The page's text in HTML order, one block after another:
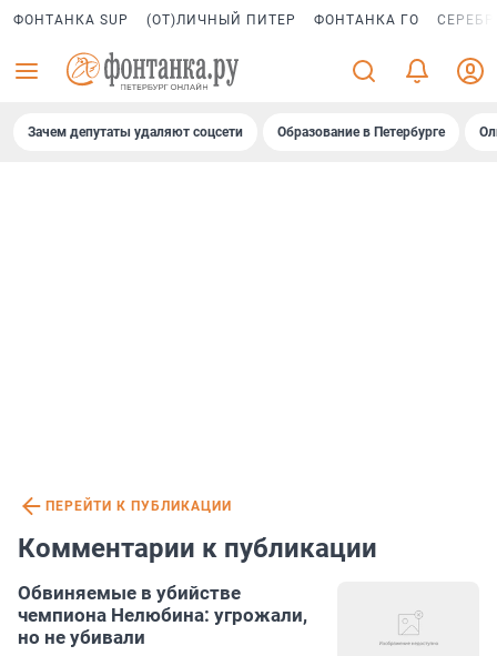
ФОНТАНКА SUP (ОТ)ЛИЧНЫЙ ПИТЕР ФОНТАНКА ГО
Зачем депутаты удаляют соцсети Образование в Петербурге
ПЕРЕЙТИ К ПУБЛИКАЦИИ
Комментарии к публикации
Обвиняемые в убийстве
чемпиона Нелюбина: угрожали,
но не убивали